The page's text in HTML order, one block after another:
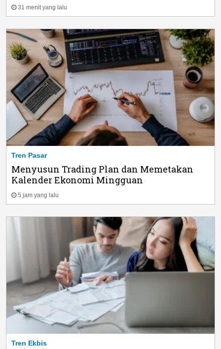
31 menit yang lalu
Tren Pasar
Menyusun Trading Plan dan Memetakan
Kalender Ekonomi Mingguan
5 jam yang lalu
Tren Ekbis